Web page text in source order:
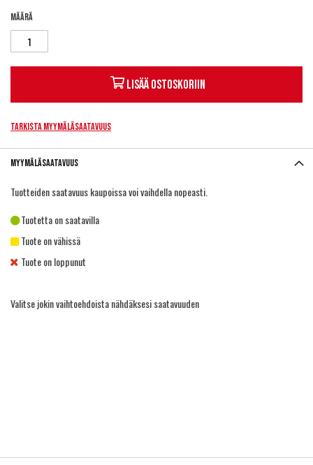
Määrä
Lisää ostoskoriin
Tarkista myymäläsaatavuus
Myymäläsaatavuus
Tuotteiden saatavuus kaupoissa voi vaihdella nopeasti.
Tuotetta on saatavilla
Tuote on vähissä
Tuote on loppunut
Valitse jokin vaihtoehdoista nähdäksesi saatavuuden